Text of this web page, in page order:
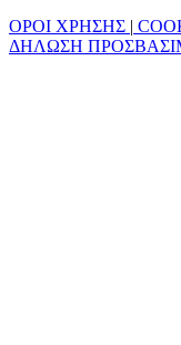
ΟΡΟΙ ΧΡΗΣΗΣ |
ΔΗΛΩΣΗ